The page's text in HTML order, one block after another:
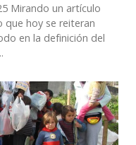
Mirando un artículo
que hoy se reiteran
en la definición del